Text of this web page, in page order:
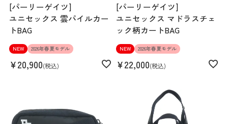
[パーリーゲイツ]
ユニセックス 雲パイルカー
トBAG
NEW 2026年春夏モデル
¥20,900 税込
[パーリーゲイツ]
ユニセックス マドラスチェ
ック柄カートBAG
NEW 2026年春夏モデル
¥22,000 税込